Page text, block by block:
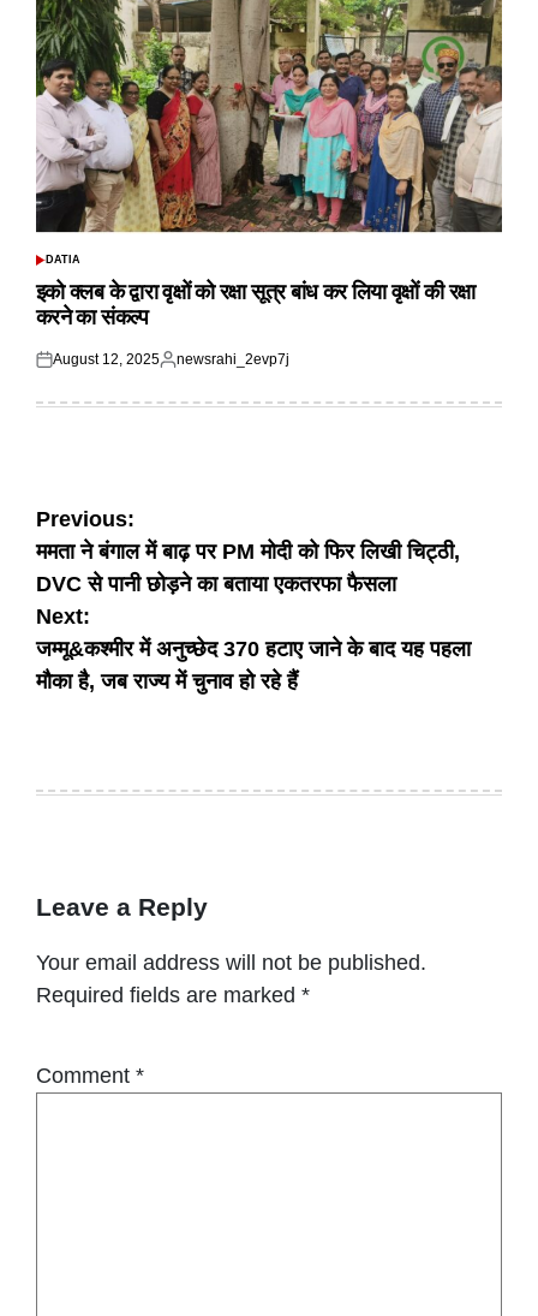
POSTED
DATIA
इको क्लब के द्वारा वृक्षों को रक्षा सूत्र बांध कर लिया वृक्षों की रक्षा
करने का संकल्प
Posted
August 12, 2025
Posted
newsrahi_2evp7j
Post
navigation
Previous:
ममता ने बंगाल में बाढ़ पर PM मोदी को फिर लिखी चिट्ठी,
DVC से पानी छोड़ने का बताया एकतरफा फैसला
Next:
जम्मू&कश्मीर में अनुच्छेद 370 हटाए जाने के बाद यह पहला
मौका है, जब राज्य में चुनाव हो रहे हैं
Leave a Reply
Your email address will not be published.
Required fields are marked *
Comment *